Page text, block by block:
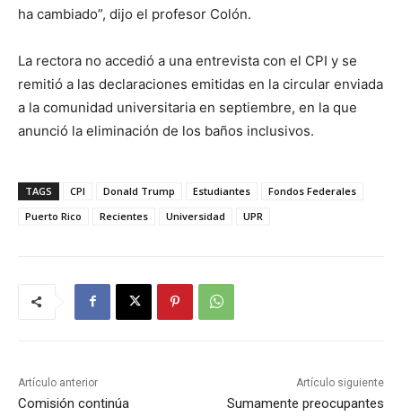
ha cambiado”, dijo el profesor Colón.
La rectora no accedió a una entrevista con el CPI y se
remitió a las declaraciones emitidas en la circular enviada
a la comunidad universitaria en septiembre, en la que
anunció la eliminación de los baños inclusivos.
TAGS CPI Donald Trump Estudiantes
Fondos Federales
Puerto Rico
Recientes Universidad UPR
Artículo anterior
Comisión continúa
Artículo siguiente
Sumamente preocupantes